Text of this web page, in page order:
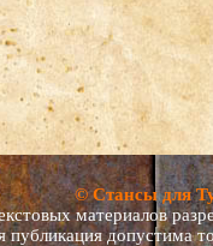
© Стансы для
материалов
публикация допустима